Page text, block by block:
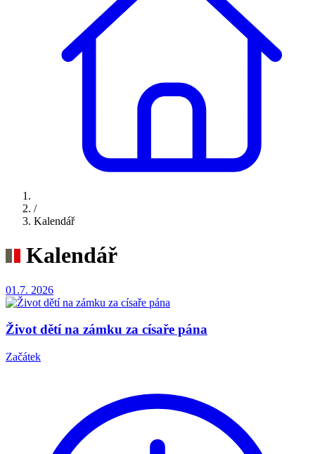
/
Kalendář
Kalendář
01.7. 2026
Život dětí na zámku za císaře pána
Začátek